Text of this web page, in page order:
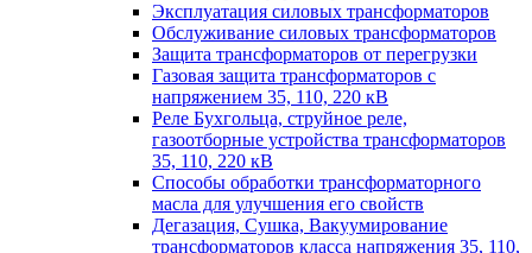
Эксплуатация силовых трансформаторов
Обслуживание силовых трансформаторов
Защита трансформаторов от перегрузки
Газовая защита трансформаторов с
напряжением 35, 110, 220 кВ
Реле Бухгольца, струйное реле,
газоотборные устройства трансформаторов
35, 110, 220 кВ
Способы обработки трансформаторного
масла для улучшения его свойств
Дегазация, Сушка, Вакуумирование
трансформаторов класса напряжения 35, 110,